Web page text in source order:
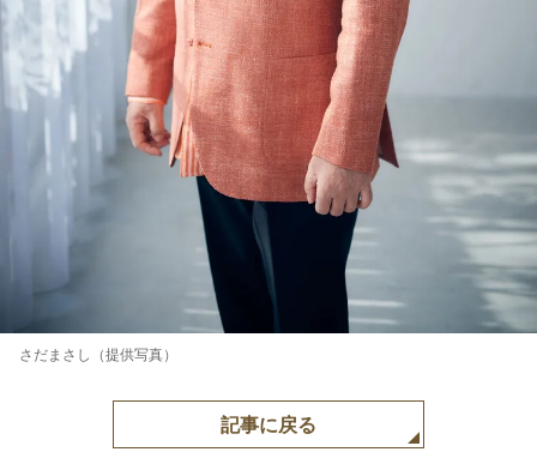
さだまさし（提供写真）
記事に戻る